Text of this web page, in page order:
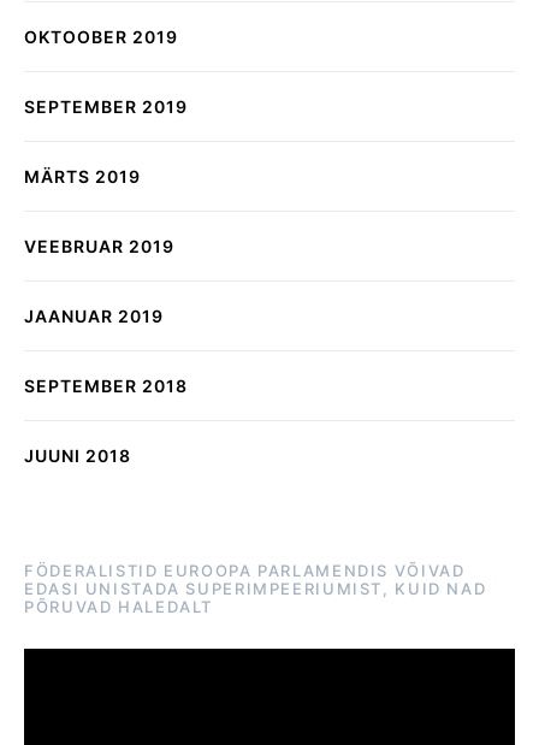
OKTOOBER 2019
SEPTEMBER 2019
MÄRTS 2019
VEEBRUAR 2019
JAANUAR 2019
SEPTEMBER 2018
JUUNI 2018
FÖDERALISTID EUROOPA PARLAMENDIS VÕIVAD
EDASI UNISTADA SUPERIMPEERIUMIST, KUID NAD
PÕRUVAD HALEDALT